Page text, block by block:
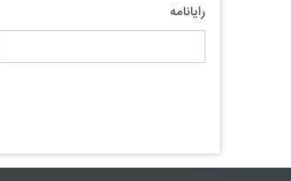
رایانامه